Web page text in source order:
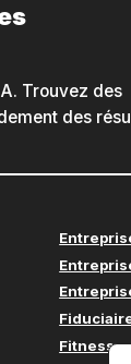
Trouvez des
des
Fitness